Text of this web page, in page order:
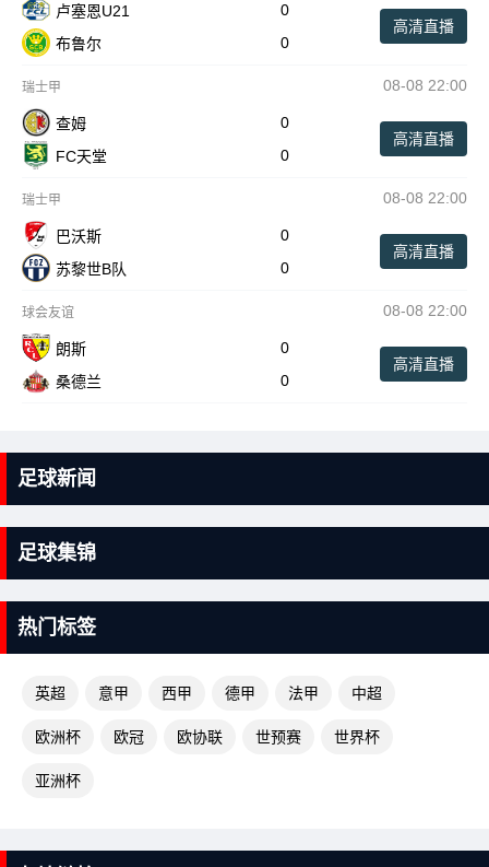
卢塞恩U21
0
布鲁尔
0
高清直播
瑞士甲 08-08 22:00
查姆
0
FC天堂
0
高清直播
瑞士甲 08-08 22:00
巴沃斯
0
苏黎世B队
0
高清直播
球会友谊 08-08 22:00
朗斯
0
桑德兰
0
高清直播
足球新闻
足球集锦
热门标签
英超 意甲 西甲 德甲 法甲 中超
欧洲杯 欧冠 欧协联 世预赛 世界杯
亚洲杯